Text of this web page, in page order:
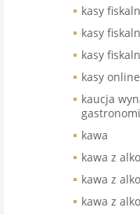
kasy
kasy
kasy
kasy
kaucja
kawa
kawa z
kawa z
kawa z